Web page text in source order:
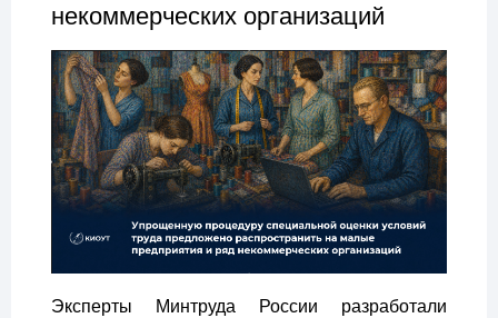
некоммерческих организаций
Эксперты Минтруда России разработали